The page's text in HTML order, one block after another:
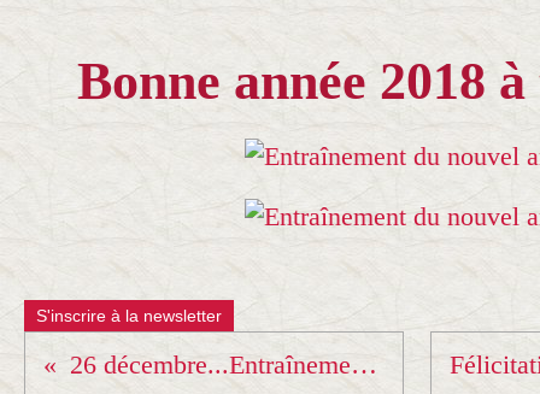
Bonne année 2018
S'inscrire à la newsletter
26 décembre...Entraînement de Noël !